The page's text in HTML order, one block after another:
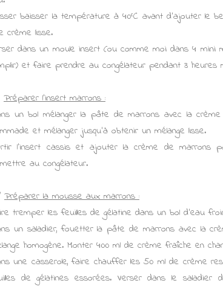
baisser la température à 40°C avant d'ajouter le
crème lisse.
dans un moule insert (ou comme moi dans 4 mini
et faire prendre au congélateur pendant 3 heures
Préparer l'insert marrons :
un bol mélanger la pâte de marrons avec la
et mélanger jusqu'à obtenir un mélange lisse.
l'insert cassis et ajouter la crème de marrons
au congélateur.
Préparer la mousse aux marrons :
tremper les feuilles de gélatine dans un bol d'eau
un saladier, fouetter la pâte de marrons avec la
homogène. Monter 400 ml de crème fraîche en
une casserole, faire chauffer les 50 ml de crème
de gélatines essorées. Verser dans le